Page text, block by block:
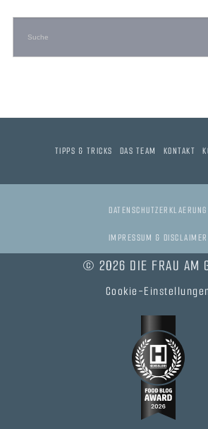
TIPPS & TRICKS DAS TEAM KONTAKT
DATENSCHUTZERKLAERUNG
IMPRESSUM & DISCLAIMER
© 2026 DIE FRAU AM
Cookie-